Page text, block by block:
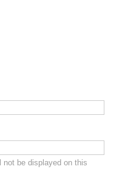
notbe displayed on this